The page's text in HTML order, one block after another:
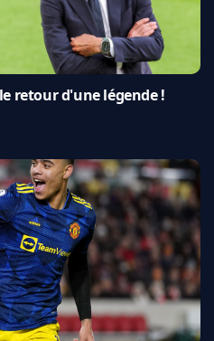
retour d'une légende !